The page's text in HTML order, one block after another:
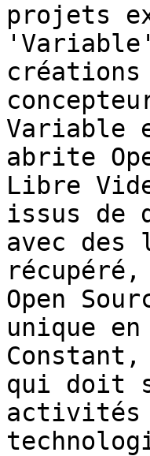
projets
Variable
abrite
Libre
issus de
avec des
Open
unique
qui doit
activités